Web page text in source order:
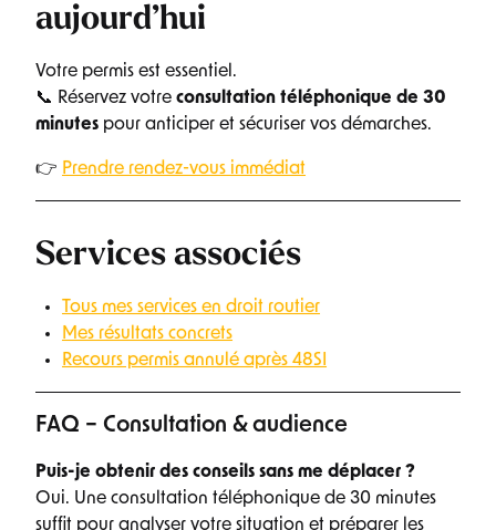
aujourd’hui
Votre permis est essentiel.
📞 Réservez votre consultation téléphonique de 30
minutes pour anticiper et sécuriser vos démarches.
👉 Prendre rendez-vous immédiat
Services associés
Tous mes services en droit routier
Mes résultats concrets
Recours permis annulé après 48SI
FAQ – Consultation & audience
Puis-je obtenir des conseils sans me déplacer ?
Oui. Une consultation téléphonique de 30 minutes
suffit pour analyser votre situation et préparer les